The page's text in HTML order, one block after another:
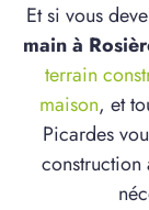
Et si vous
main à
terrain
maison, et
Picardes
construction